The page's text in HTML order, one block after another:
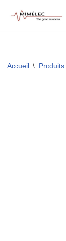
Accueil \